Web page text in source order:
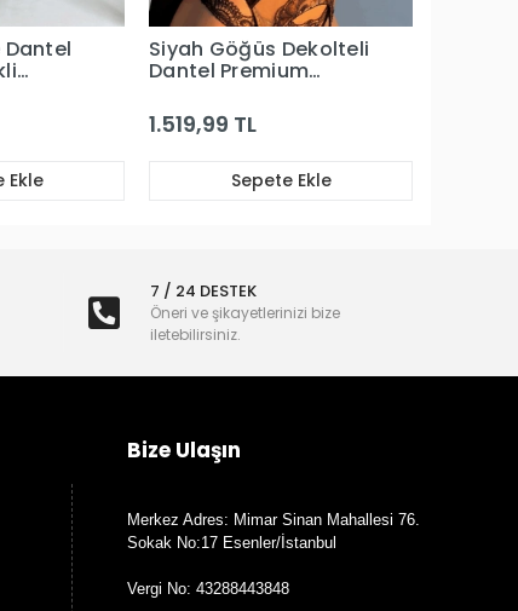
Dantel
Ekle
Siyah Göğüs Dekolteli
Dantel Premium
Takım
1.519,99 TL
Sepete Ekle
7 / 24 DESTEK
Öneri ve şikayetlerinizi bize
iletebilirsiniz.
Bize Ulaşın
Merkez Adres: Mimar Sinan Mahallesi 76.
Sokak No:17 Esenler/İstanbul
Vergi No: 43288443848